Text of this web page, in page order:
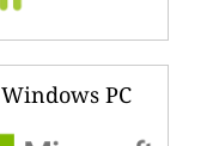
Windows PC